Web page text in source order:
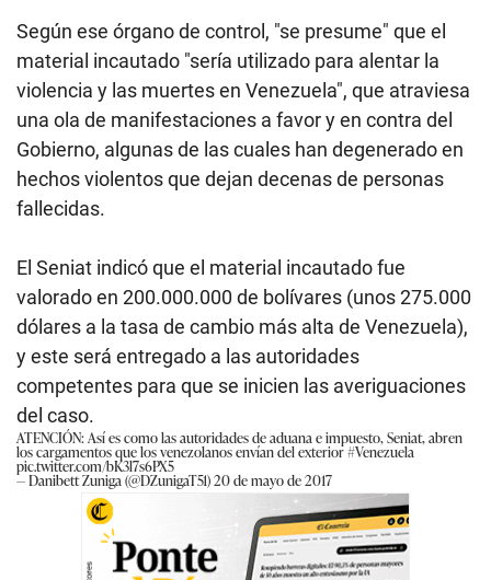
Según ese órgano de control, "se presume" que el
material incautado "sería utilizado para alentar la
violencia y las muertes en Venezuela", que atraviesa
una ola de manifestaciones a favor y en contra del
Gobierno, algunas de las cuales han degenerado en
hechos violentos que dejan decenas de personas
fallecidas.
El Seniat indicó que el material incautado fue
valorado en 200.000.000 de bolívares (unos 275.000
dólares a la tasa de cambio más alta de Venezuela),
y este será entregado a las autoridades
competentes para que se inicien las averiguaciones
del caso.
ATENCIÓN: Así es como las autoridades de aduana e impuesto, Seniat, abren
los cargamentos que los venezolanos envían del exterior#Venezuela
pic.twitter.com/bK3l7s6PX5
— Danibett Zuniga (@DZunigaT51)20 de mayo de 2017